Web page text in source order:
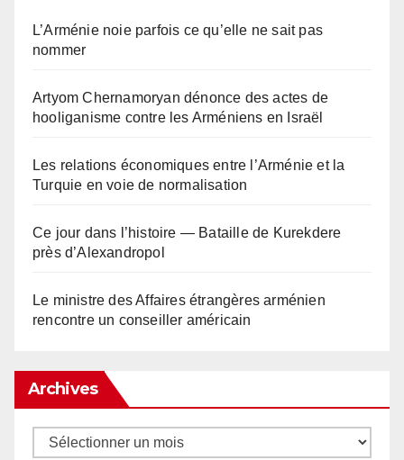
L’Arménie noie parfois ce qu’elle ne sait pas
nommer
Artyom Chernamoryan dénonce des actes de
hooliganisme contre les Arméniens en Israël
Les relations économiques entre l’Arménie et la
Turquie en voie de normalisation
Ce jour dans l’histoire — Bataille de Kurekdere
près d’Alexandropol
Le ministre des Affaires étrangères arménien
rencontre un conseiller américain
Archives
Archives